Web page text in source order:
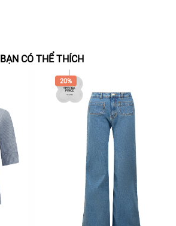
BẠN CÓ THỂ THÍCH
20%